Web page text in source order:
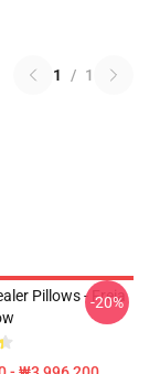
1 / 1
Pillows - Freia
-20%